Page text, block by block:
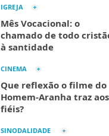
IGREJA
Mês Vocacional: o
chamado de todo
à santidade
CINEMA
Que reflexão o filme do
Homem-Aranha traz aos
fiéis?
SINODALIDADE